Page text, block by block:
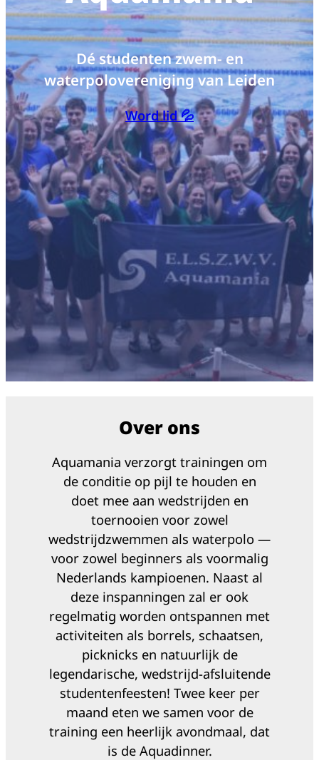
Dé studenten zwem- en
waterpolovereniging van Leiden
Word lid 💦
Over ons
Aquamania verzorgt trainingen om
de conditie op pijl te houden en
doet mee aan wedstrijden en
toernooien voor zowel
wedstrijdzwemmen als waterpolo —
voor zowel beginners als voormalig
Nederlands kampioenen. Naast al
deze inspanningen zal er ook
regelmatig worden ontspannen met
activiteiten als borrels, schaatsen,
picknicks en natuurlijk de
legendarische, wedstrijd-afsluitende
studentenfeesten! Twee keer per
maand eten we samen voor de
training een heerlijk avondmaal, dat
is de Aquadinner.